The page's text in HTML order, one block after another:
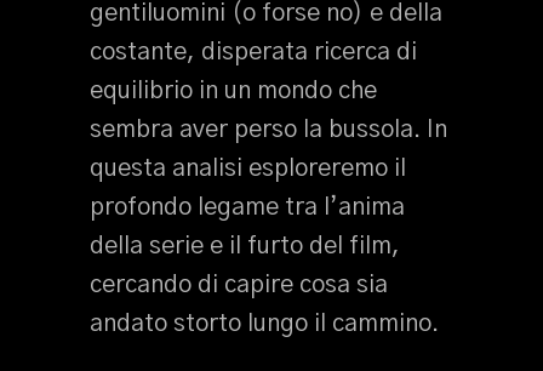
gentiluomini (o forse no) e della
costante, disperata ricerca di
equilibrio in un mondo che
sembra aver perso la bussola. In
questa analisi esploreremo il
profondo legame tra l’anima
della serie e il furto del film,
cercando di capire cosa sia
andato storto lungo il cammino.